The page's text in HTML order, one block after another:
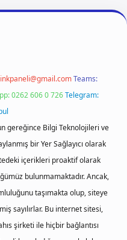
Teams:
0262 606 0 726Telegram:
gereğince Bilgi Teknolojileri ve
bir Yer Sağlayıcı olarak
içerikleri proaktif olarak
bulunmamaktadır. Ancak,
taşımakta olup, siteye
sayılırlar. Bu internet sitesi,
şirketi ile hiçbir bağlantısı